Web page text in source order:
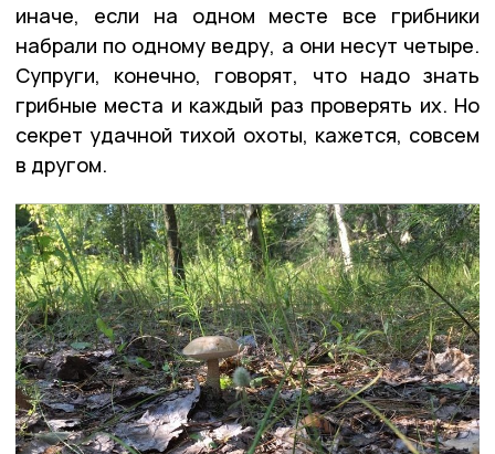
иначе, если на одном месте все грибники
набрали по одному ведру, а они несут четыре.
Супруги, конечно, говорят, что надо знать
грибные места и каждый раз проверять их. Но
секрет удачной тихой охоты, кажется, совсем
в другом.